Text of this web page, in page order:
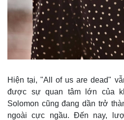
Hiện tại, "All of us are dead"
được sự quan tâm lớn của
Solomon cũng đang dần trở
ngoài cực ngầu. Đến nay,